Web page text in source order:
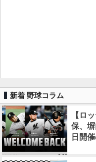
新着 野球コラム
【ロ
保、
日開